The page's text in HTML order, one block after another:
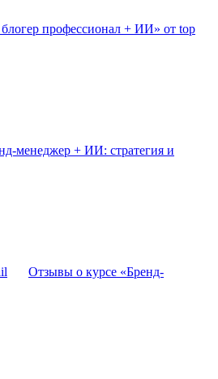
профессионал + ИИ» от top
менеджер + ИИ: стратегия и
Отзывы о курсе «Бренд-